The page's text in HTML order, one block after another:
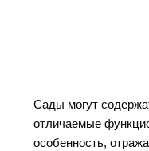
Сады могут
отличаемые
особенность,